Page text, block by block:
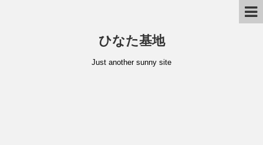
ひなた基地
Just another sunny site